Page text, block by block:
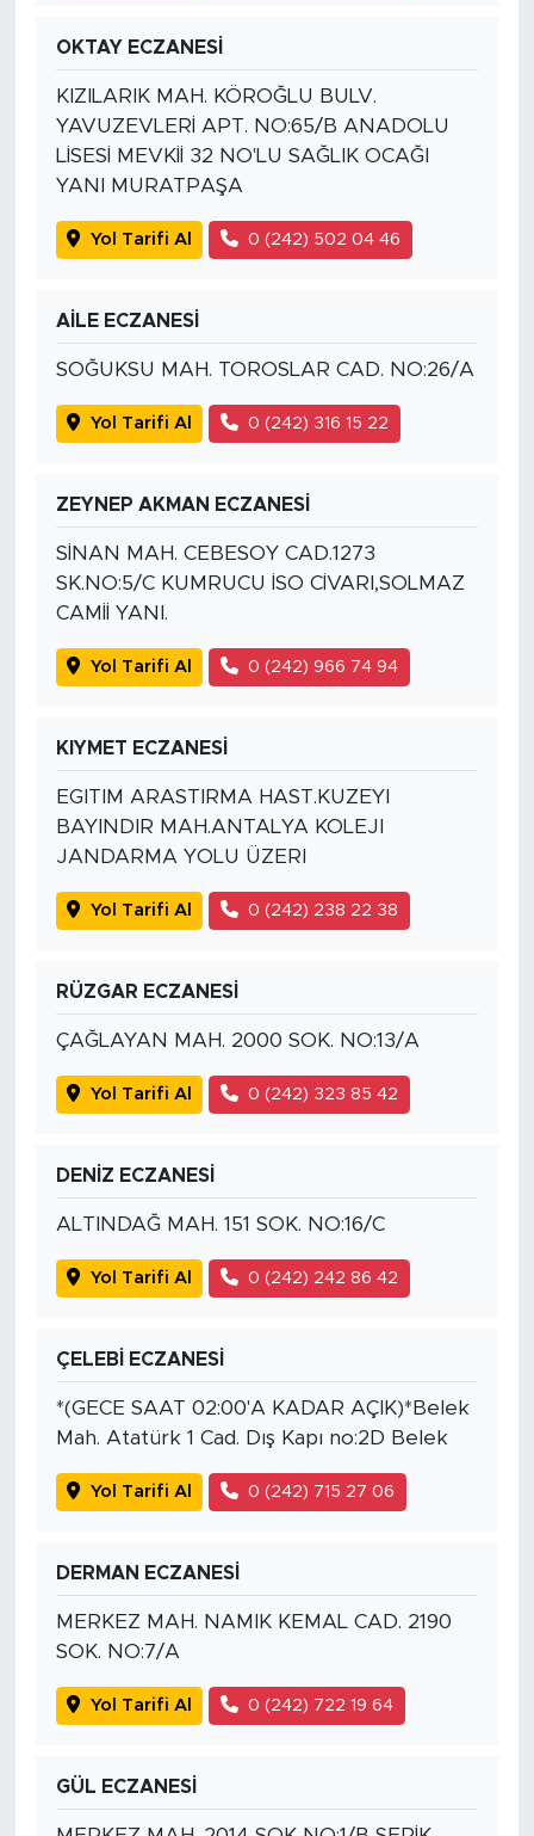
OKTAY ECZANESİ
KIZILARIK MAH. KÖROĞLU BULV.
YAVUZEVLERİ APT. NO:65/B ANADOLU
LİSESİ MEVKİİ 32 NO'LU SAĞLIK OCAĞI
YANI MURATPAŞA
Yol Tarifi Al 0 (242) 502 04 46
AİLE ECZANESİ
SOĞUKSU MAH. TOROSLAR CAD. NO:26/A
Yol Tarifi Al 0 (242) 316 15 22
ZEYNEP AKMAN ECZANESİ
SİNAN MAH. CEBESOY CAD.1273
SK.NO:5/C KUMRUCU İSO CİVARI,SOLMAZ
CAMİİ YANI.
Yol Tarifi Al 0 (242) 966 74 94
KIYMET ECZANESİ
EGITIM ARASTIRMA HAST.KUZEYI
BAYINDIR MAH.ANTALYA KOLEJI
JANDARMA YOLU ÜZERI
Yol Tarifi Al 0 (242) 238 22 38
RÜZGAR ECZANESİ
ÇAĞLAYAN MAH. 2000 SOK. NO:13/A
Yol Tarifi Al 0 (242) 323 85 42
DENİZ ECZANESİ
ALTINDAĞ MAH. 151 SOK. NO:16/C
Yol Tarifi Al 0 (242) 242 86 42
ÇELEBİ ECZANESİ
*(GECE SAAT 02:00'A KADAR AÇIK)*Belek
Mah. Atatürk 1 Cad. Dış Kapı no:2D Belek
Yol Tarifi Al 0 (242) 715 27 06
DERMAN ECZANESİ
MERKEZ MAH. NAMIK KEMAL CAD. 2190
SOK. NO:7/A
Yol Tarifi Al 0 (242) 722 19 64
GÜL ECZANESİ